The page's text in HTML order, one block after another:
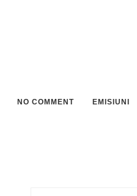
NO COMMENT EMISIUNI